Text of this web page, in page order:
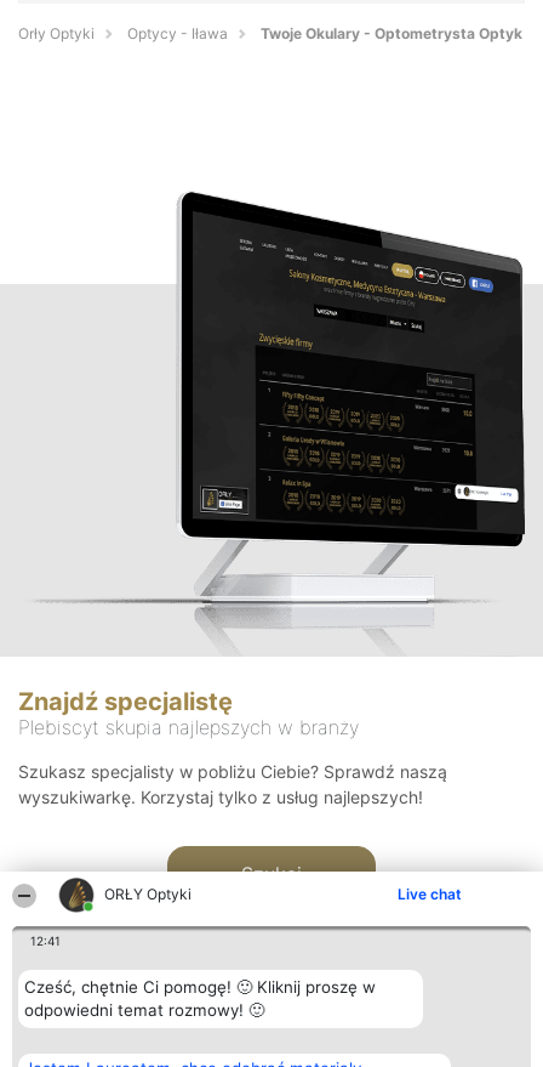
ORŁY Optyki Live chat
12:41
Cześć, chętnie Ci pomogę! 🙂 Kliknij proszę w
odpowiedni temat rozmowy! 🙂
Orły Optyki Optycy - Iława Twoje Okulary - Optometrysta Optyk
Znajdź specjalistę
Plebiscyt skupia najlepszych w branży
Szukasz specjalisty w pobliżu Ciebie? Sprawdź naszą
wyszukiwarkę. Korzystaj tylko z usług najlepszych!
Szukaj
Organizator plebiscytu Plebiscyt Kontakt